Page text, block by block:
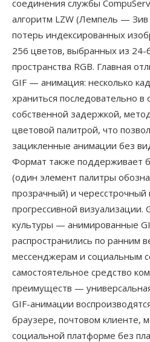
соединения службы
алгоритм LZW (Лемпель —
потерь индексированных
256 цветов, выбранных из 24-
пространства RGB. Главная
GIF — анимация: несколько
храниться последовательно
собственной задержкой,
цветовой палитрой, что
зацикленные анимации без
Формат также поддерживает
(один элемент палитры
прозрачный) и чересстрочный
прогрессивной визуализации.
культуры — анимированные
распространились по ранним
мессенджерам и социальным
самостоятельное средство
преимуществ —
GIF-анимации
браузере, почтовом клиенте,
социальной платформе без